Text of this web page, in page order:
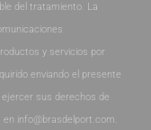
del tratamiento. La
y servicios por
enviando el presente
sus derechos de
info@brasdelport.com.